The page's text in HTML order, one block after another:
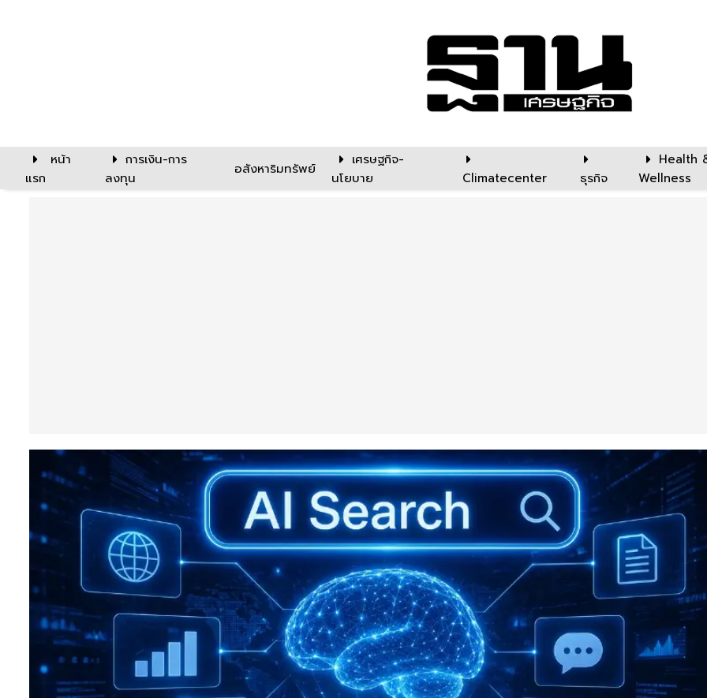
หน้า
แรก
การเงิน-การ
ลงทุน
อสังหาริมทรัพย์
เศรษฐกิจ-
นโยบาย
Climatecenter ธุรกิจ
Health
Wellness